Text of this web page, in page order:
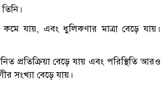
যায়, এবং ধুলিকণার মাত্রা বেড়ে যায়।
প্রতিক্রিয়া বেড়ে যায় এবং পরিস্থিতি আরও
সংখ্যা বেড়ে যায়।